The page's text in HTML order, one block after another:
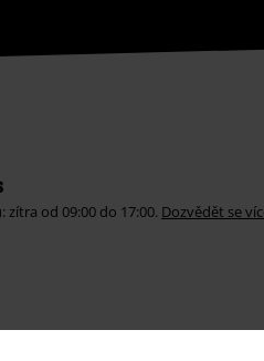
od 09:00 do 17:00. Dozvědět se